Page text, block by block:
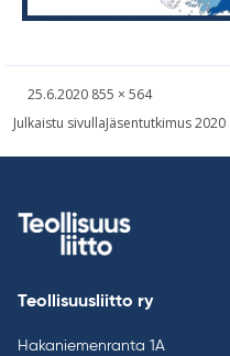
Kirjoitettu
25.6.2020 Täysikokoinen
855 × 564
Artikkelien
Julkaistu sivullaJäsentutkimus 2020
Teollisuusliitto ry
Hakaniemenranta 1A